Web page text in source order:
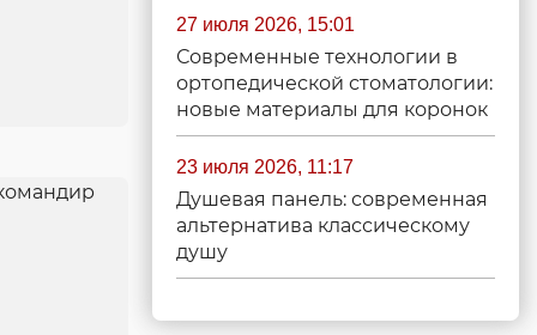
27 июля 2026, 15:01
Современные технологии в
ортопедической стоматологии:
новые материалы для коронок
23 июля 2026, 11:17
Душевая панель: современная
альтернатива классическому
душу